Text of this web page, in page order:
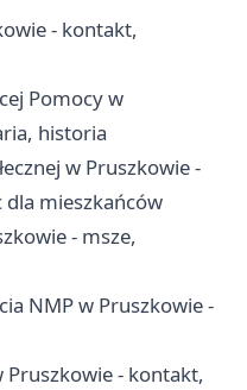
- kontakt,
Pomocy w
historia
w Pruszkowie -
mieszkańców
- msze,
NMP w Pruszkowie -
Pruszkowie - kontakt,